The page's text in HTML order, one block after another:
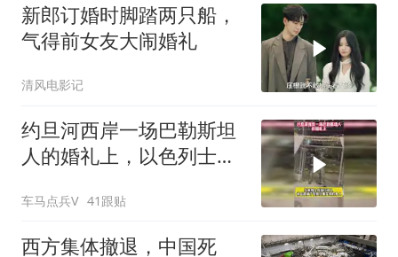
新郎订婚时脚踏两只船，
气得前女友大闹婚礼
清风电影记
约旦河西岸一场巴勒斯坦
人的婚礼上，以色列士兵
车马点兵V 41跟贴
西方集体撤退，中国死